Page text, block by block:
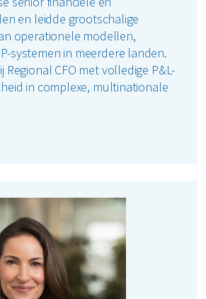
en leidde grootschalige
operationele modellen,
systemen in meerdere landen.
Regional CFO met volledige P&L-
in complexe, multinationale
hands-on business